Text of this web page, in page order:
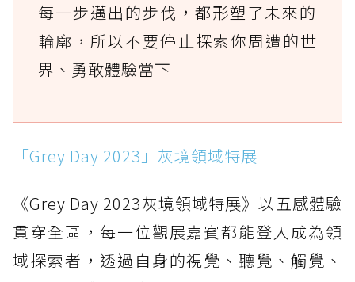
每一步邁出的步伐，都形塑了未來的
輪廓，所以不要停止探索你周遭的世
界、勇敢體驗當下
「Grey Day 2023」灰境領域特展
《Grey Day 2023灰境領域特展》以五感體驗
貫穿全區，每一位觀展嘉賓都能登入成為領
域探索者，透過自身的視覺、聽覺、觸覺、